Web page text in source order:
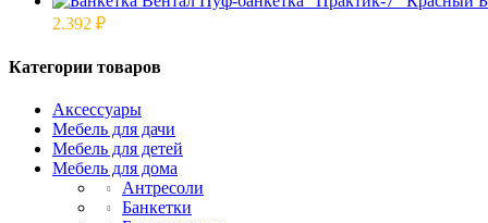
2.392 ₽
Категории товаров
Аксессуары
Мебель для дачи
Мебель для детей
Мебель для дома
Антресоли
Банкетки